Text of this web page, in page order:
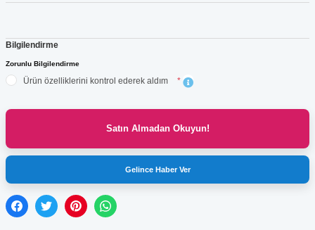
Bilgilendirme
Zorunlu Bilgilendirme
Ürün özelliklerini kontrol ederek aldım *
Satın Almadan Okuyun!
Gelince Haber Ver